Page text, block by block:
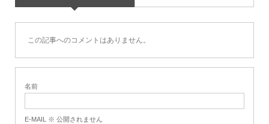
この記事へのコメントはありません。
名前
E-MAIL ※ 公開されません